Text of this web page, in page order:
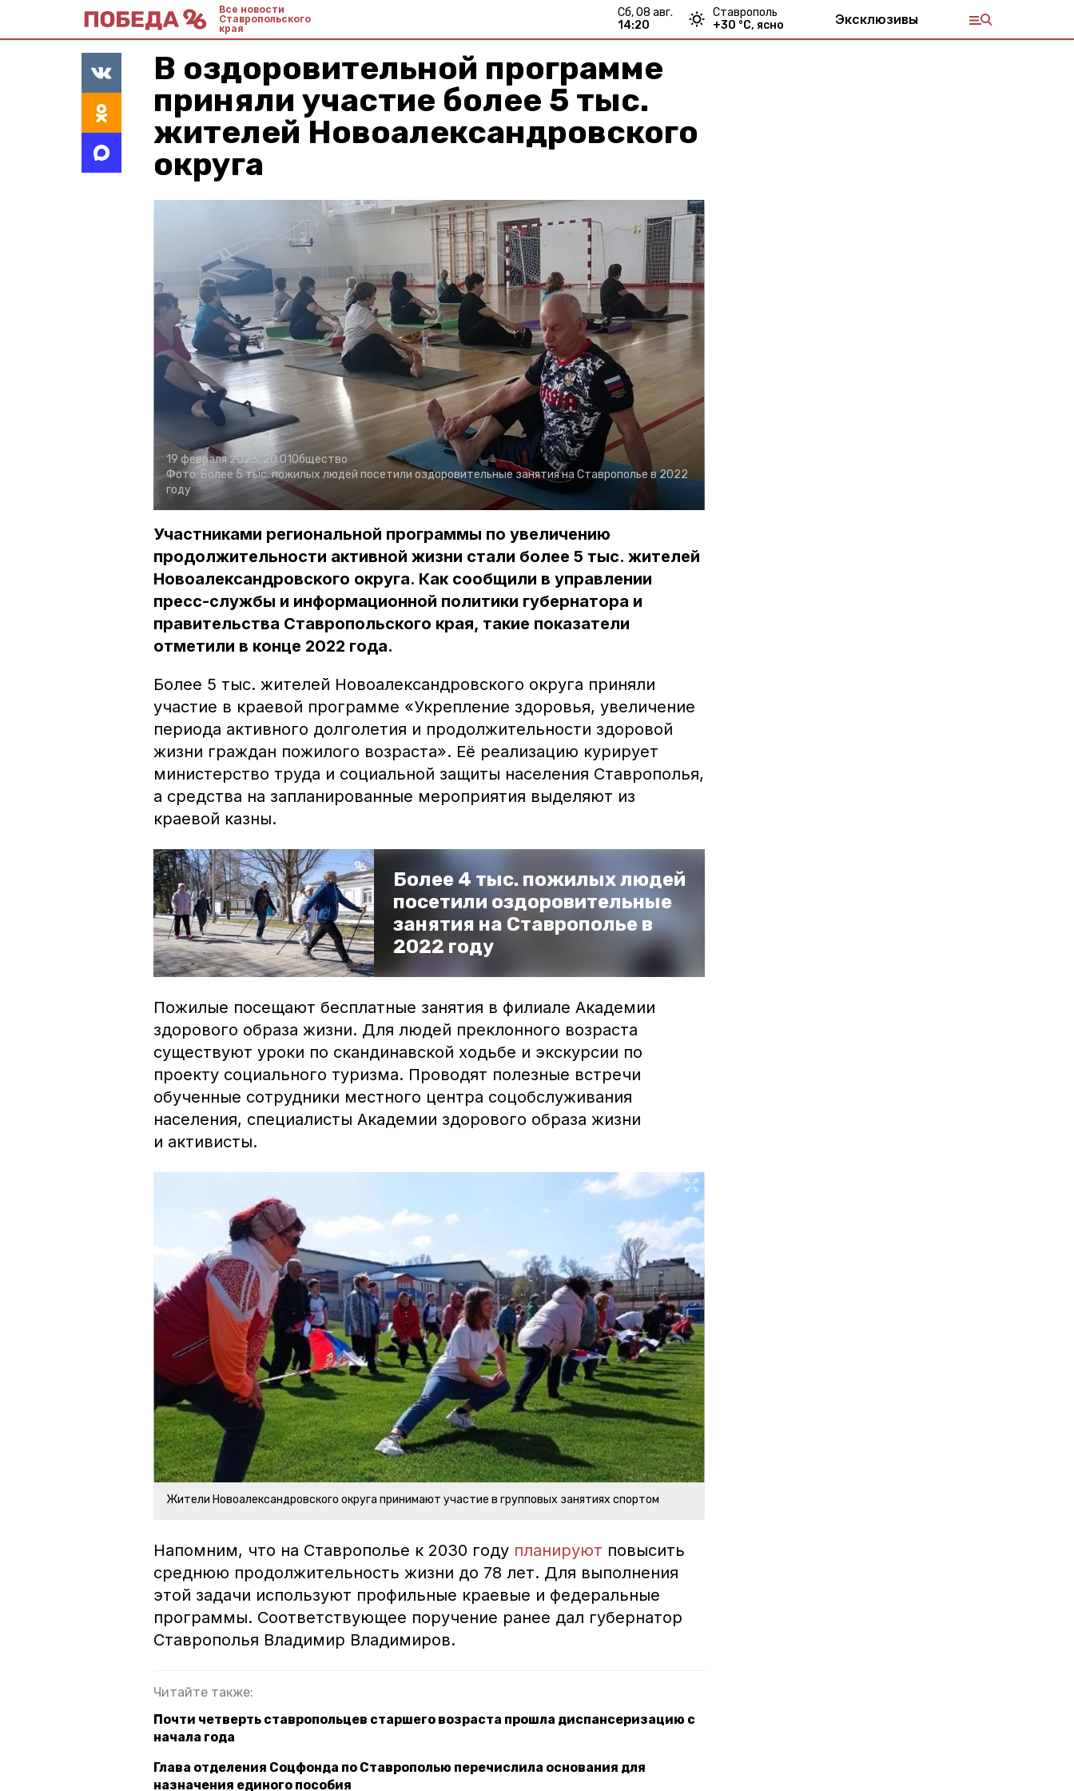
Все новости
Ставропольского
края
сб, 08 авг.
14:20
Ставрополь
+30 °С, ясно Эксклюзивы
В оздоровительной программе
приняли участие более 5 тыс.
жителей Новоалександровского
округа
19 февраля 2023, 20:01Общество
Фото: Более 5 тыс. пожилых людей посетили оздоровительные занятия на Ставрополье в 2022
году
Участниками региональной программы по увеличению
продолжительности активной жизни стали более 5 тыс. жителей
Новоалександровского округа. Как сообщили в управлении
пресс-службы и информационной политики губернатора и
правительства Ставропольского края, такие показатели
отметили в конце 2022 года.
Более 5 тыс. жителей Новоалександровского округа приняли
участие в краевой программе «Укрепление здоровья, увеличение
периода активного долголетия и продолжительности здоровой
жизни граждан пожилого возраста». Её реализацию курирует
министерство труда и социальной защиты населения Ставрополья,
а средства на запланированные мероприятия выделяют из
краевой казны.
Более 4 тыс. пожилых людей
посетили оздоровительные
занятия на Ставрополье в
2022 году
Пожилые посещают бесплатные занятия в филиале Академии
здорового образа жизни. Для людей преклонного возраста
существуют уроки по скандинавской ходьбе и экскурсии по
проекту социального туризма. Проводят полезные встречи
обученные сотрудники местного центра соцобслуживания
населения, специалисты Академии здорового образа жизни
и активисты.
Жители Новоалександровского округа принимают участие в групповых занятиях спортом
Напомним, что на Ставрополье к 2030 году планируют повысить
среднюю продолжительность жизни до 78 лет. Для выполнения
этой задачи используют профильные краевые и федеральные
программы. Соответствующее поручение ранее дал губернатор
Ставрополья Владимир Владимиров.
Читайте также:
Почти четверть ставропольцев старшего возраста прошла диспансеризацию с
начала года
Глава отделения Соцфонда по Ставрополью перечислила основания для
назначения единого пособия